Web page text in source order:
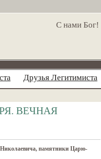
С нами Бог!
Друзья Легитимиста
ВЕЧНАЯ
памятники Царю-